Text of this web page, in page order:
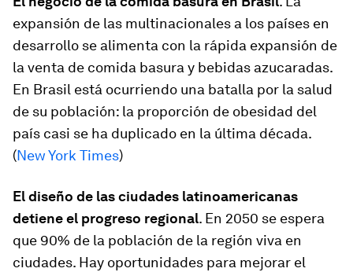
expansión de las multinacionales a los países en
desarrollo se alimenta con la rápida expansión de
la venta de comida basura y bebidas azucaradas.
En Brasil está ocurriendo una batalla por la salud
de su población: la proporción de obesidad del
país casi se ha duplicado en la última década.
(New York Times)
El diseño de las ciudades latinoamericanas
detiene el progreso regional. En 2050 se espera
que 90% de la población de la región viva en
ciudades. Hay oportunidades para mejorar el